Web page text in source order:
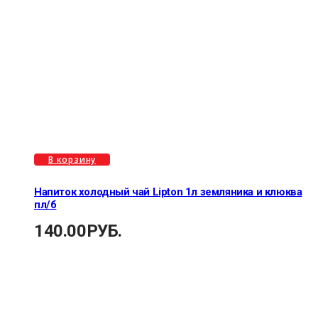
В корзину
Напиток холодный чай Lipton 1л земляника и клюква
пл/б
140.00РУБ.